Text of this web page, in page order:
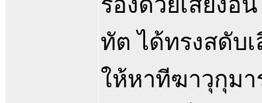
ทัต ได้ทรงสดับ
ให้หาทีฆาวุกุมา